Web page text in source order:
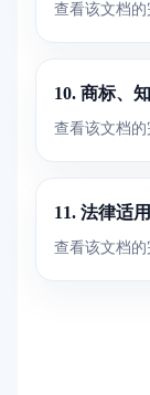
查看该文档的
10. 商标、
查看该文档的
11. 法律适
查看该文档的